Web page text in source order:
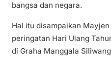
bangsa dan negara.
Hal itu disampaikan
peringatan Hari Ulang
di Graha Manggala